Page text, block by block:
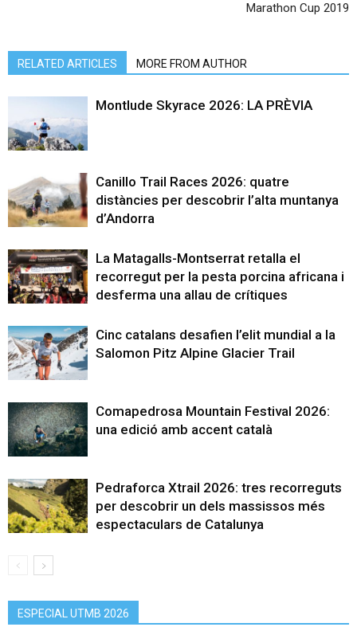
Marathon Cup 2019
RELATED ARTICLES MORE FROM AUTHOR
Montlude Skyrace 2026: LA PRÈVIA
Canillo Trail Races 2026: quatre
distàncies per descobrir l’alta muntanya
d’Andorra
La Matagalls-Montserrat retalla el
recorregut per la pesta porcina africana i
desferma una allau de crítiques
Cinc catalans desafien l’elit mundial a la
Salomon Pitz Alpine Glacier Trail
Comapedrosa Mountain Festival 2026:
una edició amb accent català
Pedraforca Xtrail 2026: tres recorreguts
per descobrir un dels massissos més
espectaculars de Catalunya
ESPECIAL UTMB 2026